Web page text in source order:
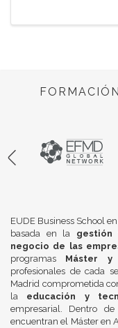
EUDE Business School
basada en la gestión
negocio de las
programas Máster y
profesionales de cada
Madrid comprometida
la educación y
empresarial. Dentro
encuentran el Máster en